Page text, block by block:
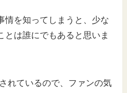
情を知ってしまうと、少な
とは誰にでもあると思いま
れているので、ファンの気